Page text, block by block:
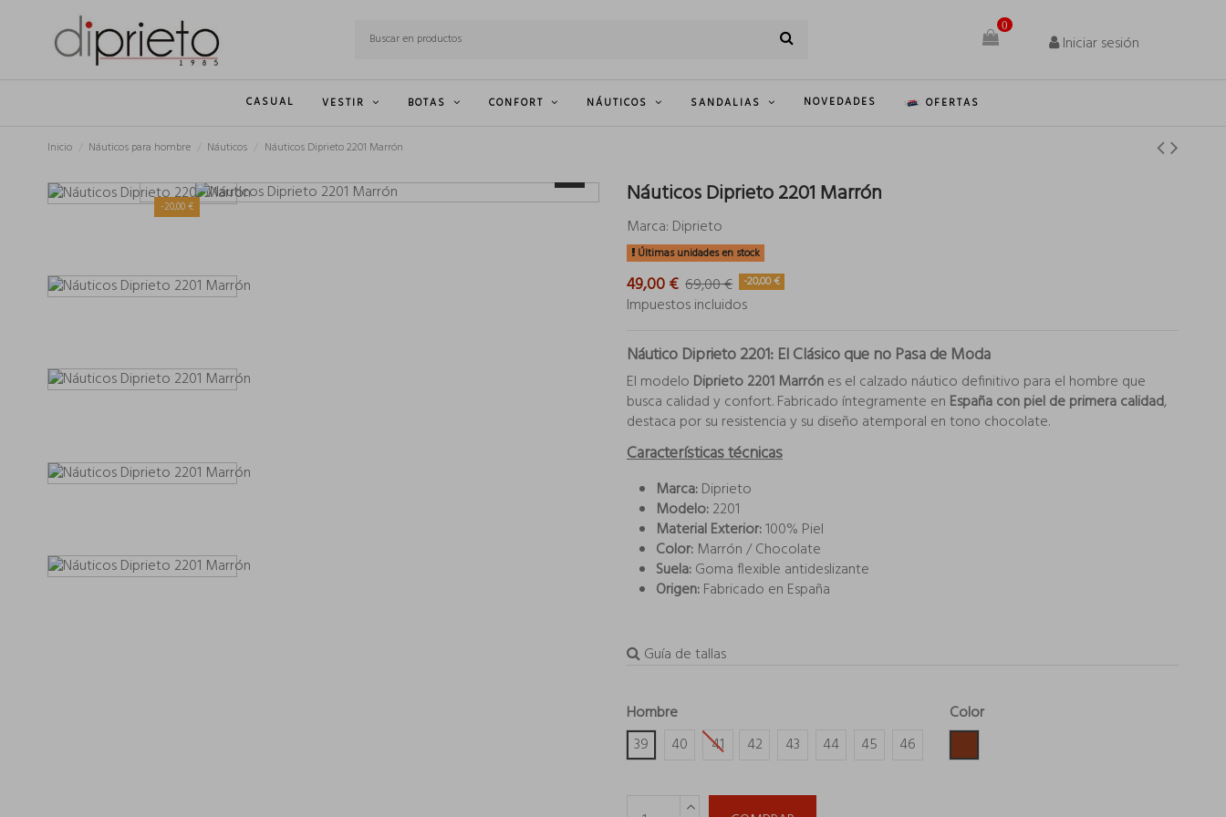
0
Iniciar sesión
CASUAL VESTIR BOTAS CONFORT NÁUTICOS SANDALIAS NOVEDADES OFERTAS
Inicio Náuticos para hombre Náuticos Náuticos Diprieto 2201 Marrón
-20,00 € Náuticos Diprieto 2201 Marrón
Marca: Diprieto
Últimas unidades en stock
49,00 € 69,00 € -20,00 €
Impuestos incluidos
Náutico Diprieto 2201: El Clásico que no Pasa de Moda
El modelo Diprieto 2201 Marrónes el calzado náutico definitivo para el hombre que
busca calidad y confort. Fabricado íntegramente en España con piel de primera calidad,
destaca por su resistencia y su diseño atemporal en tono chocolate.
Características técnicas
Marca:Diprieto
Modelo:2201
Material Exterior:100% Piel
Color: Marrón / Chocolate
Suela:Goma flexible antideslizante
Origen:Fabricado en España
Guía de tallas
Hombre
39
40 41 42 43 44 45 46
Color